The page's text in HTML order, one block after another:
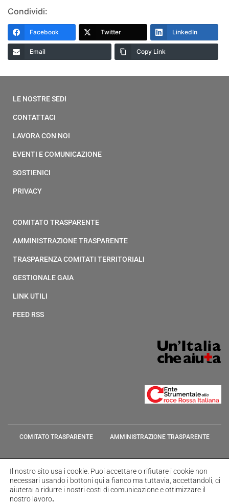
Condividi:
Facebook Twitter LinkedIn
Email Copy Link
LE NOSTRE SEDI
CONTATTACI
LAVORA CON NOI
EVENTI E COMUNICAZIONE
SOSTIENICI
PRIVACY
COMITATO TRASPARENTE
AMMINISTRAZIONE TRASPARENTE
TRASPARENZA COMITATI TERRITORIALI
GESTIONALE GAIA
LINK UTILI
FEED RSS
COMITATO TRASPARENTE AMMINISTRAZIONE TRASPARENTE
LINK UTILI FEED RSS
Il nostro sito usa i cookie. Puoi accettare o rifiutare i cookie non
necessari usando i bottoni qui a fianco ma tuttavia, accettandoli, ci
aiuterai a ridurre i nostri costi di comunicazione e ottimizzare il
nostro lavoro.